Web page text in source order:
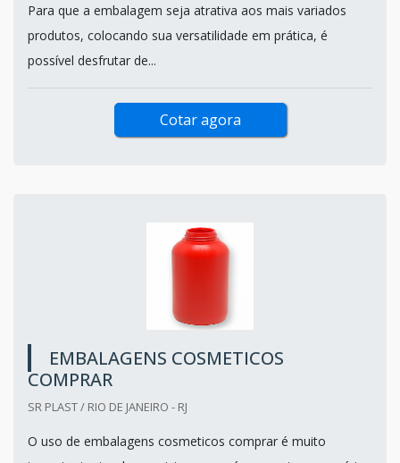
Para que a embalagem seja atrativa aos mais variados
produtos, colocando sua versatilidade em prática, é
possível desfrutar de...
Cotar agora
EMBALAGENS COSMETICOS
COMPRAR
SR PLAST / RIO DE JANEIRO - RJ
O uso de embalagens cosmeticos comprar é muito